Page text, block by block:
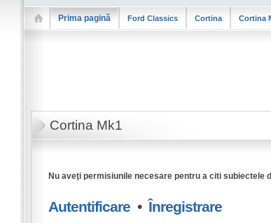
Prima pagină Ford Classics Cortina Cortina
Cortina Mk1
Nu aveţi permisiunile necesare pentru a citi subiectele
Autentificare•Înregistrare